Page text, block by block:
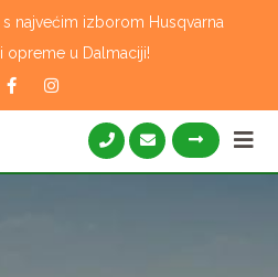
najvećim izborom Husqvarna
opreme u Dalmaciji!